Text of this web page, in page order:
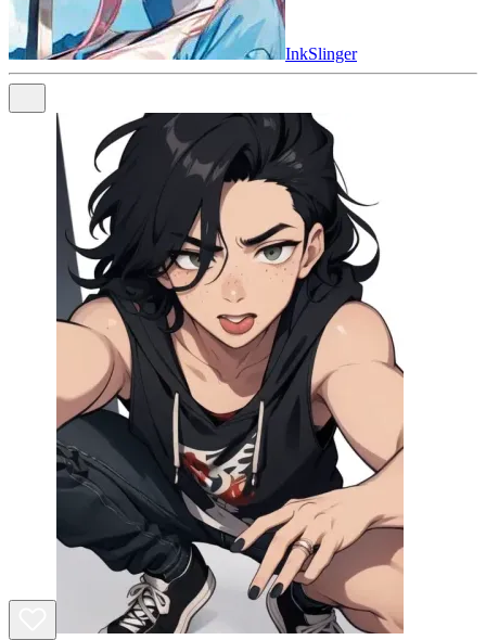
InkSlinger